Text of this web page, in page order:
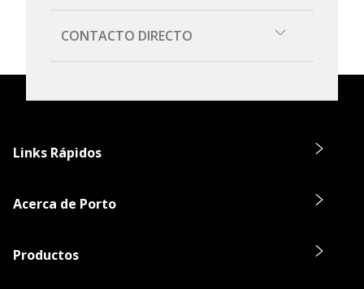
Descargar
CONTACTO DIRECTO
Oficinas.
Links Rápidos
Acerca de Porto
Productos